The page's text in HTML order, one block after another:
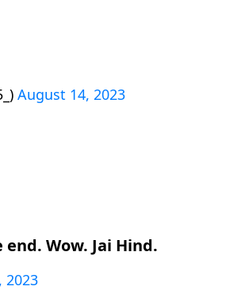
August 14, 2023
Wow. Jai Hind.
2023